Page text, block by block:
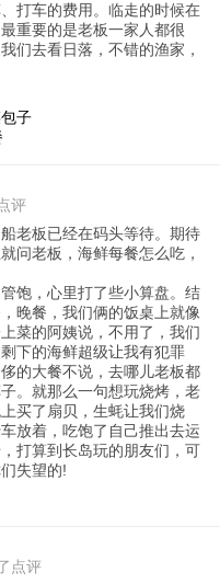
打车的费用。临走的时候在
重要的是老板一家人都很
们去看日落，不错的渔家，
子
评
老板已经在码头等待。期待
问老板，海鲜每餐怎么吃，
饱，心里打了些小算盘。结
晚餐，我们俩的饭桌上就像
菜的阿姨说，不用了，我们
下的海鲜超级让我有犯罪
的大餐不说，去哪儿老板都
。就那么一句想玩烧烤，老
买了扇贝，生蚝让我们烧
放着，吃饱了自己推出去运
打算到长岛玩的朋友们，可
失望的!
点评